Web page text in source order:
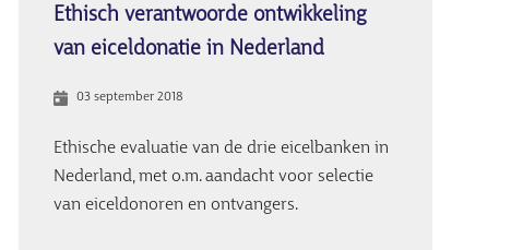
Ethisch verantwoorde ontwikkeling
van eiceldonatie in Nederland
03 september 2018
Ethische evaluatie van de drie eicelbanken in
Nederland, met o.m. aandacht voor selectie
van eiceldonoren en ontvangers.